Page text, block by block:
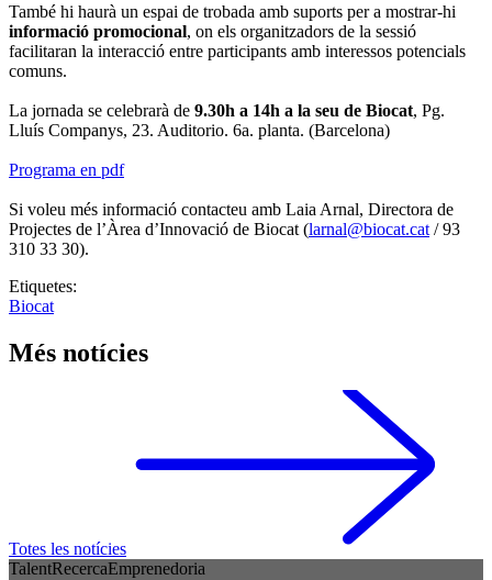
També hi haurà un espai de trobada amb suports per a mostrar-hi
informació promocional, on els organitzadors de la sessió
facilitaran la interacció entre participants amb interessos potencials
comuns.
La jornada se celebrarà de 9.30h a 14h a la seu de Biocat, Pg.
Lluís Companys, 23. Auditorio. 6a. planta. (Barcelona)
Programa en pdf
Si voleu més informació contacteu amb Laia Arnal, Directora de
Projectes de l’Àrea d’Innovació de Biocat (larnal@biocat.cat/ 93
310 33 30).
Etiquetes:
Biocat
Més notícies
Totes les notícies
TalentRecercaEmprenedoria